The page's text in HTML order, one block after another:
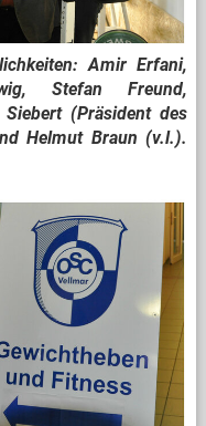
Amir Erfani,
Stefan Freund,
(Präsident des
Helmut Braun (v.l.).